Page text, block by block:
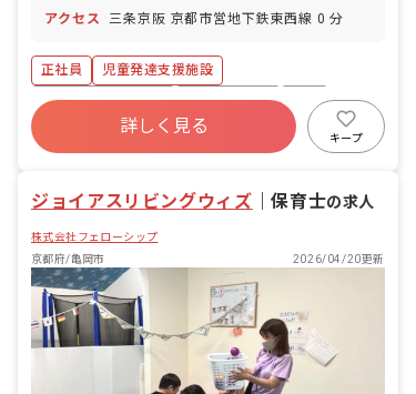
アクセス 三条京阪 京都市営地下鉄東西線 0 分
正社員
児童発達支援施設
年間休日120日以上
社会保険完備
昇給昇進あり
産休育休制度
未経験歓迎
詳しく見る
キープ
ジョイアスリビングウィズ ｜保育士の求人
株式会社フェローシップ
京都府/亀岡市
2026/04/20更新